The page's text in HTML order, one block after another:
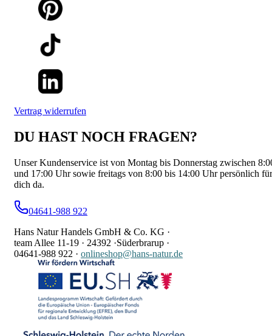
Vertrag widerrufen
DU HAST NOCH FRAGEN?
Unser Kundenservice ist von Montag bis Donnerstag zwischen
und 17:00 Uhr sowie freitags von 8:00 bis 14:00 Uhr persönlich für
dich da.
04641-988 922
Hans Natur Handels GmbH & Co. KG ·
team Allee 11-19 · 24392 ·Süderbrarup ·
04641-988 922 · onlineshop@hans-natur.de